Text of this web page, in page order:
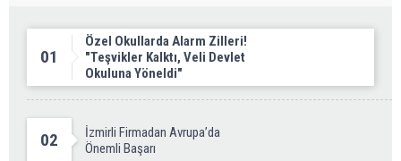
01
Özel Okullarda Alarm Zilleri!
"Teşvikler Kalktı, Veli Devlet
Okuluna Yöneldi"
02
İzmirli Firmadan Avrupa’da
Önemli Başarı